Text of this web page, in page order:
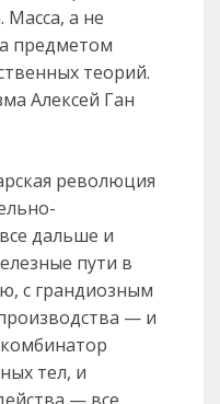
Масса, а не
пред­метом
теорий.
Алексей Ган
революция
дальше и
пути в
с грандиозным
— и
тел, и
— все